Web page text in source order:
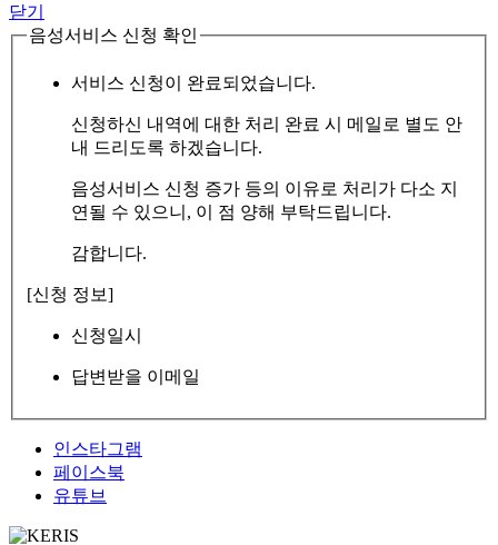
닫기
음성서비스 신청 확인
서비스 신청이 완료되었습니다.
신청하신 내역에 대한 처리 완료 시 메일로 별도 안
내 드리도록 하겠습니다.
음성서비스 신청 증가 등의 이유로 처리가 다소 지
연될 수 있으니, 이 점 양해 부탁드립니다.
감합니다.
[신청 정보]
신청일시
답변받을 이메일
인스타그램
페이스북
유튜브